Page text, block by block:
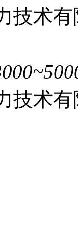
技术
技术